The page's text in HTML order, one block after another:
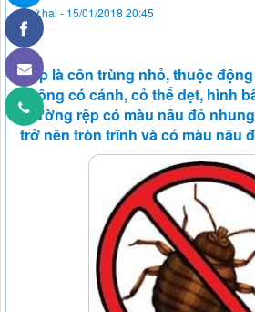
Thứ hai - 15/01/2018 20:45
Rệp là côn trùng nhỏ, thuộc
không có cánh, cỏ thể dẹt, hình
thường rệp có màu nâu đỏ
trở nên tròn trĩnh và có màu nâu